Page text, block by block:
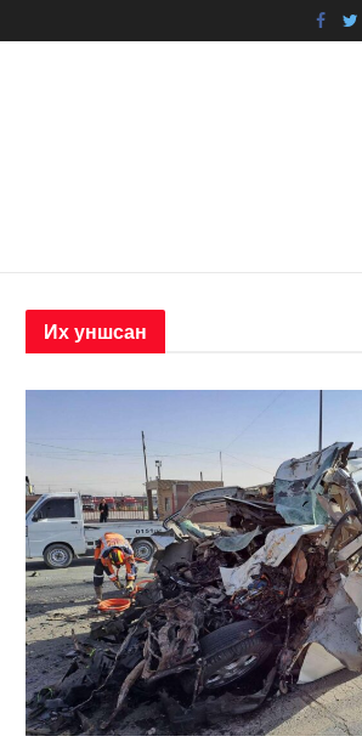
Их уншсан